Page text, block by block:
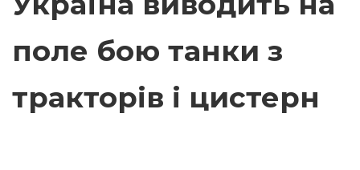
поле бою танки з
тракторів і цистерн